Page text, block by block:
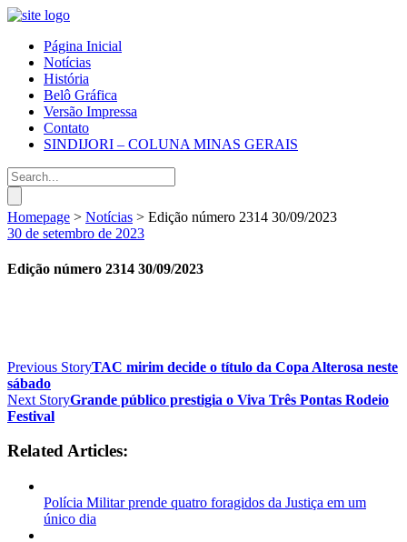
Página Inicial
Notícias
História
Belô Gráfica
Versão Impressa
Contato
SINDIJORI – COLUNA MINAS GERAIS
Homepage > Notícias > Edição número 2314 30/09/2023
30 de setembro de 2023
Edição número 2314 30/09/2023
Previous StoryTAC mirim decide o título da Copa Alterosa neste
sábado
Next StoryGrande público prestigia o Viva Três Pontas Rodeio
Festival
Related Articles:
Polícia Militar prende quatro foragidos da Justiça em um
único dia